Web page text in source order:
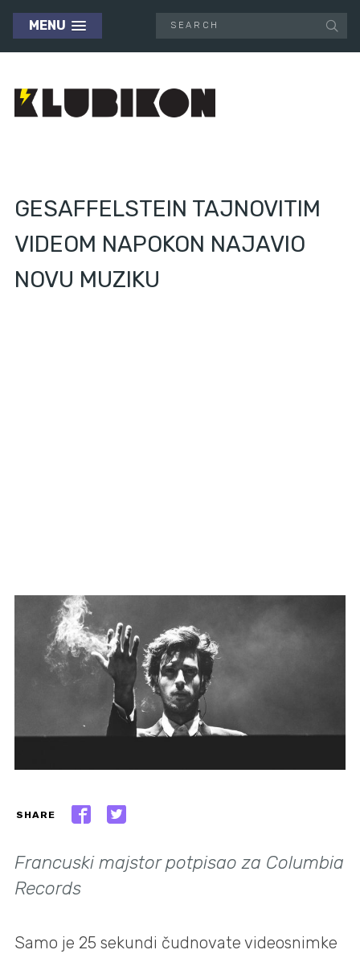
MENU
GESAFFELSTEIN TAJNOVITIM
VIDEOM NAPOKON NAJAVIO
NOVU MUZIKU
SHARE
Francuski majstor potpisao za Columbia
Records
Samo je 25 sekundi čudnovate videosnimke